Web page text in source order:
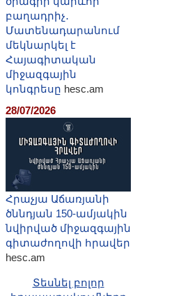
բաղադրիչ․
Մատենադարանում
մեկնարկել է
Հայագիտական
միջազգային
կոնգրեսը hesc.am
28/07/2026
Հրաչյա Աճառյանի
ծննդյան 150-ամյակին
նվիրված միջազգային
գիտաժողովի հրավեր
hesc.am
Տեսնել բոլոր